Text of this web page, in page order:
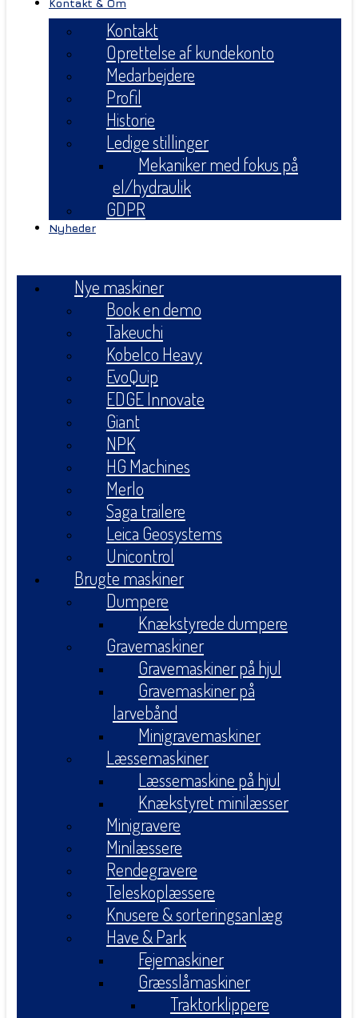
Kontakt & Om
Kontakt
Oprettelse af kundekonto
Medarbejdere
Profil
Historie
Ledige stillinger
Mekaniker med fokus på
el/hydraulik
GDPR
Nyheder
Nye maskiner
Book en demo
Takeuchi
Kobelco Heavy
EvoQuip
EDGE Innovate
Giant
NPK
HG Machines
Merlo
Saga trailere
Leica Geosystems
Unicontrol
Brugte maskiner
Dumpere
Knækstyrede dumpere
Gravemaskiner
Gravemaskiner på hjul
Gravemaskiner på
larvebånd
Minigravemaskiner
Læssemaskiner
Læssemaskine på hjul
Knækstyret minilæsser
Minigravere
Minilæssere
Rendegravere
Teleskoplæssere
Knusere & sorteringsanlæg
Have & Park
Fejemaskiner
Græsslåmaskiner
Traktorklippere